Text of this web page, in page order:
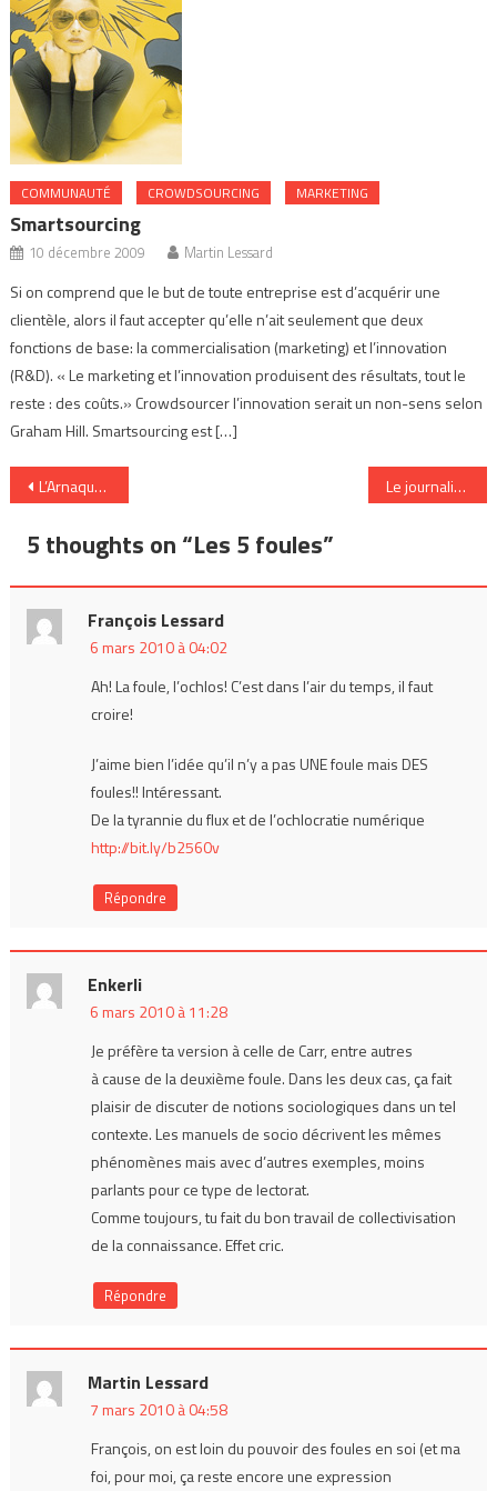
COMMUNAUTÉ CROWDSOURCING MARKETING
Smartsourcing
10 décembre 2009 Martin Lessard
Si on comprend que le but de toute entreprise est d’acquérir une
clientèle, alors il faut accepter qu’elle n’ait seulement que deux
fonctions de base: la commercialisation (marketing) et l’innovation
(R&D). « Le marketing et l’innovation produisent des résultats, tout le
reste : des coûts.» Crowdsourcer l’innovation serait un non-sens selon
Graham Hill. Smartsourcing est […]
Navigation
de
l’article
L’Arnaque ne répond plus Le journaliste-réseau
5 thoughts on “Les 5 foules”
François Lessard
6 mars 2010 à 04:02
Ah! La foule, l’ochlos! C’est dans l’air du temps, il faut
croire!
J’aime bien l’idée qu’il n’y a pas UNE foule mais DES
foules!! Intéressant.
De la tyrannie du flux et de l’ochlocratie numérique
http://bit.ly/b2560v
Répondre
Enkerli
6 mars 2010 à 11:28
Je préfère ta version à celle de Carr, entre autres
à cause de la deuxième foule. Dans les deux cas, ça fait
plaisir de discuter de notions sociologiques dans un tel
contexte. Les manuels de socio décrivent les mêmes
phénomènes mais avec d’autres exemples, moins
parlants pour ce type de lectorat.
Comme toujours, tu fait du bon travail de collectivisation
de la connaissance. Effet cric.
Répondre
Martin Lessard
7 mars 2010 à 04:58
François, on est loin du pouvoir des foules en soi (et ma
foi, pour moi, ça reste encore une expression